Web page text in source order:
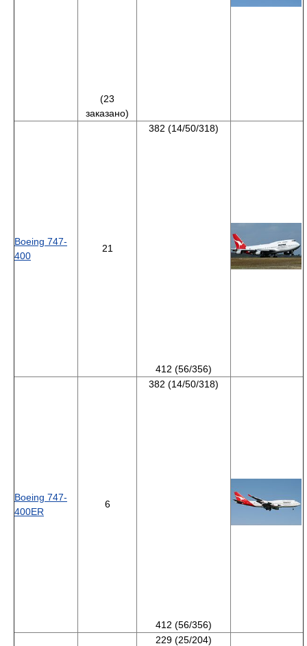
(23
заказано)
Boeing 747-
400
21
382 (14/50/318)
412 (56/356)
Boeing 747-
400ER
6
382 (14/50/318)
412 (56/356)
229 (25/204)